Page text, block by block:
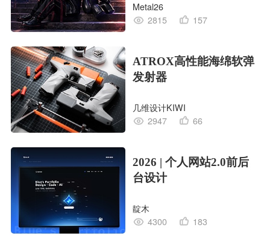
Metal26
2815
157
ATROX高性能海绵软弹
发射器
几维设计KIWI
2947
66
2026 | 个人网站2.0前后
台设计
靛木
4300
183